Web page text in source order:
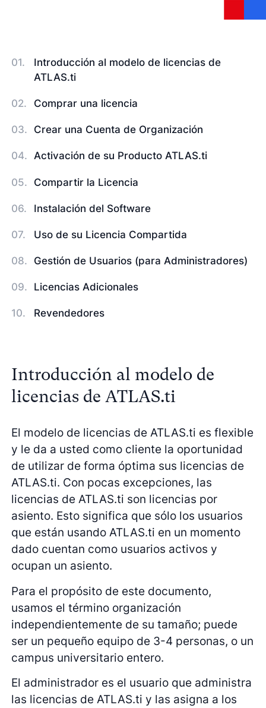
Introducción al modelo de licencias de
ATLAS.ti
Comprar una licencia
Crear una Cuenta de Organización
Activación de su Producto ATLAS.ti
Compartir la Licencia
Instalación del Software
Uso de su Licencia Compartida
Gestión de Usuarios (para Administradores)
Licencias Adicionales
Revendedores
Introducción al modelo de
licencias de ATLAS.ti
El modelo de licencias de ATLAS.ti es flexible
y le da a usted como cliente la oportunidad
de utilizar de forma óptima sus licencias de
ATLAS.ti. Con pocas excepciones, las
licencias de ATLAS.ti son licencias por
asiento. Esto significa que sólo los usuarios
que están usando ATLAS.ti en un momento
dado cuentan como usuarios activos y
ocupan un asiento.
Para el propósito de este documento,
usamos el término organización
independientemente de su tamaño; puede
ser un pequeño equipo de 3-4 personas, o un
campus universitario entero.
El administrador es el usuario que administra
las licencias de ATLAS.ti y las asigna a los